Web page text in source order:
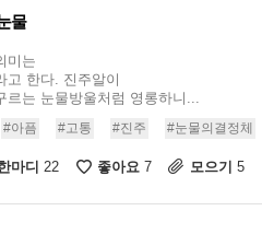
물
미는
고 한다. 진주알이
르는 눈물방울처럼 영롱하니...
#아픔 #고통 #진주 #눈물의결정체
마디 22 좋아요 7 모으기 5